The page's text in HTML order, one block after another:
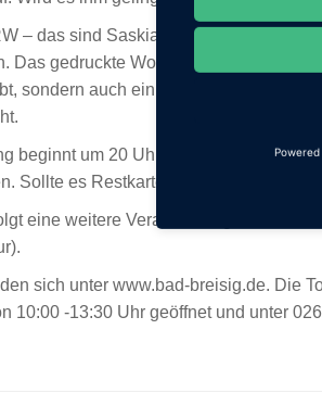
– das sind Saskia Leder und
Das gedruckte Wort wird lebendig
sondern auch ein Augenschmaus
beginnt um 20 Uhr, Einlass ist ab 19
Sollte es Restkarten geben, werden
eine weitere Veranstaltung der
sich unter www.bad-breisig.de. Die
10:00 -13:30 Uhr geöffnet und unter
Powered